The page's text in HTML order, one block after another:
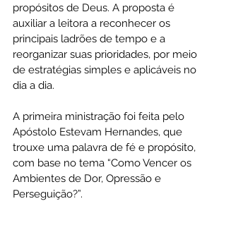
propósitos de Deus. A proposta é
auxiliar a leitora a reconhecer os
principais ladrões de tempo e a
reorganizar suas prioridades, por meio
de estratégias simples e aplicáveis no
dia a dia.
A primeira ministração foi feita pelo
Apóstolo Estevam Hernandes, que
trouxe uma palavra de fé e propósito,
com base no tema “Como Vencer os
Ambientes de Dor, Opressão e
Perseguição?”.